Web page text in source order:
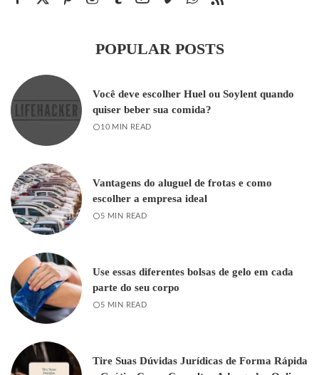
POPULAR POSTS
Você deve escolher Huel ou Soylent quando
quiser beber sua comida?
10 MIN READ
Vantagens do aluguel de frotas e como
escolher a empresa ideal
5 MIN READ
Use essas diferentes bolsas de gelo em cada
parte do seu corpo
5 MIN READ
Tire Suas Dúvidas Jurídicas de Forma Rápida